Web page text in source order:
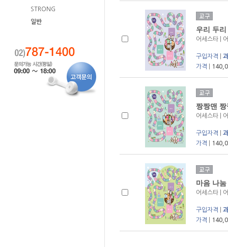
STRONG
일반
우리 두
어세스타 |
구입자격
가격
짱짱맨
어세스타 |
구입자격
가격
마음 나
어세스타 |
구입자격
가격